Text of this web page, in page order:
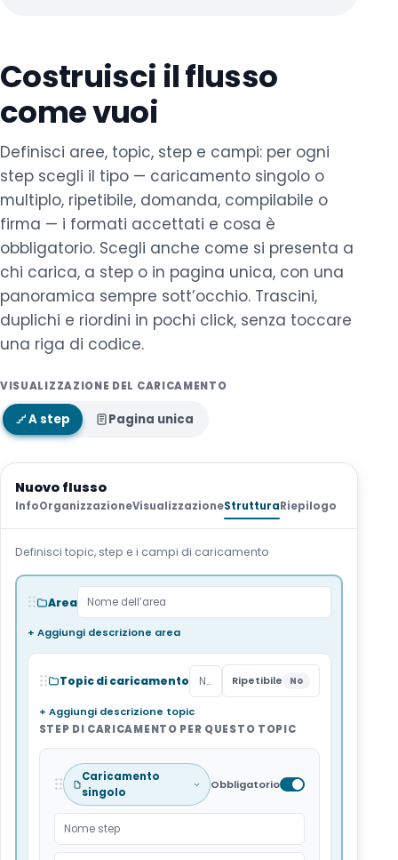
Costruisci il flusso
come vuoi
Definisci aree, topic, step e campi: per ogni
step scegli il tipo — caricamento singolo o
multiplo, ripetibile, domanda, compilabile o
firma — i formati accettati e cosa è
obbligatorio. Scegli anche come si presenta a
chi carica, a step o in pagina unica, con una
panoramica sempre sott’occhio. Trascini,
duplichi e riordini in pochi click, senza toccare
una riga di codice.
VISUALIZZAZIONE DEL CARICAMENTO
A step Pagina unica
Nuovo flusso
InfoOrganizzazioneVisualizzazioneStrutturaRiepilogo
Definisci topic, step e i campi di caricamento
Area Nome dell’area
+ Aggiungi descrizione area
Topic di caricamento Nome del Topic (es: documentazione amministrativa) Ripetibile No
+ Aggiungi descrizione topic
STEP DI CARICAMENTO PER QUESTO TOPIC
Caricamento
singolo
Obbligatorio
Nome step